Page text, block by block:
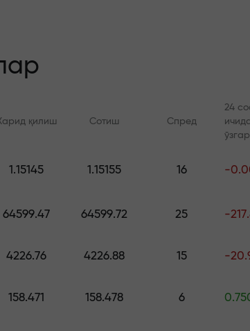
жекпоти
— $1,500 гача қийматдаги
қилинг —
қилиш Сотиш Спред
24
1.15145 1.15155 16 -
64599.47 64599.72 25 -
4226.76 4226.88 15 -
158.471 158.478 6
Онлайн курслар
курслар ва вебинарлар
FX.CO